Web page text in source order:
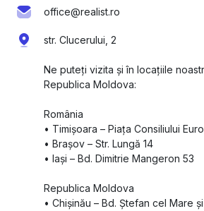
office@realist.ro
str. Clucerului, 2
Ne puteți vizita și în locațiile
Republica Moldova:
România
•⁠ ⁠Timișoara – Piața Consiliului
•⁠ ⁠Brașov – Str. Lungă 14
•⁠ ⁠Iași – Bd. Dimitrie Mangeron 53
Republica Moldova
•⁠ ⁠Chișinău – Bd. Ștefan cel Mare și